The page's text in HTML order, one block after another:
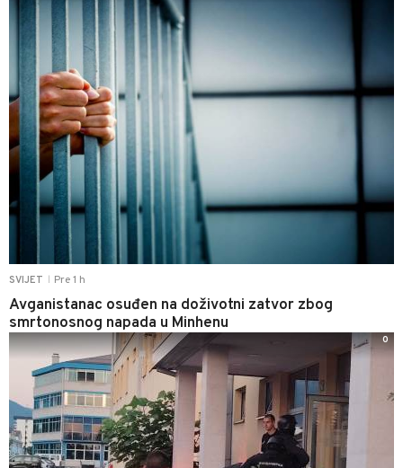
SVIJET Pre 1 h
Avganistanac osuđen na doživotni zatvor zbog
smrtonosnog napada u Minhenu
0